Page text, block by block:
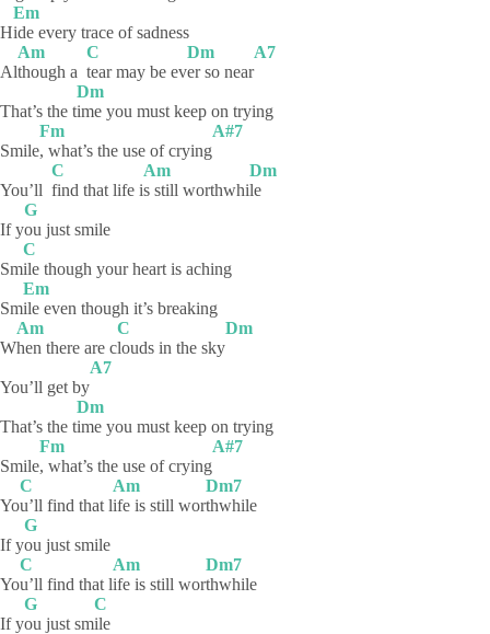
H
Em
ide every trace of sadness
Al
Am
though a
C
tear may be ev
Dm
er so near
A7
That’s the t
Dm
ime you must keep on trying
Smile
Fm
, what’s the use of crying
A#7
You’ll
C
find that life i
Am
s still worthwhi
Dm
le
If y
G
ou just smile
Sm
C
ile though your heart is aching
Sm
Em
ile even though it’s breaking
W
Am
hen there are c
C
louds in the sky
Dm
You’ll get by
A7
That’s the t
Dm
ime you must keep on trying
Smile
Fm
, what’s the use of crying
A#7
Yo
C
u’ll find that l
Am
ife is still wor
Dm7
thwhile
If y
G
ou just smile
Yo
C
u’ll find that l
Am
ife is still wor
Dm7
thwhile
If y
G
ou just sm
C
ile